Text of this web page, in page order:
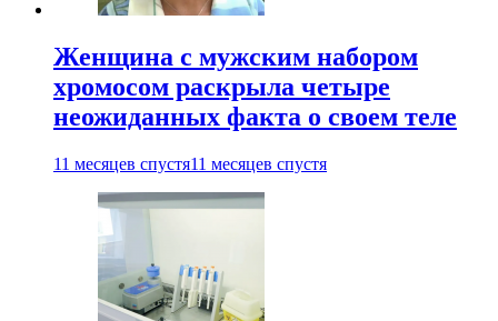
Женщина с мужским набором
хромосом раскрыла четыре
неожиданных факта о своем теле
11 месяцев спустя11 месяцев спустя